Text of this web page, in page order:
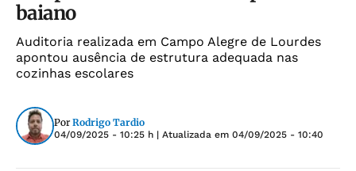
baiano
Auditoria realizada em Campo Alegre de Lourdes
apontou ausência de estrutura adequada nas
cozinhas escolares
Por Rodrigo Tardio
04/09/2025 - 10:25 h | Atualizada em 04/09/2025 - 10:40